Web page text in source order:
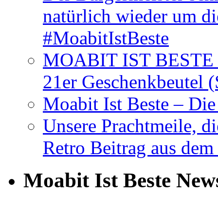
natürlich wieder um
#MoabitIstBeste
MOABIT IST BESTE
21er Geschenkbeutel
Moabit Ist Beste –
Unsere Prachtmeile,
Retro Beitrag aus
Moabit Ist Beste